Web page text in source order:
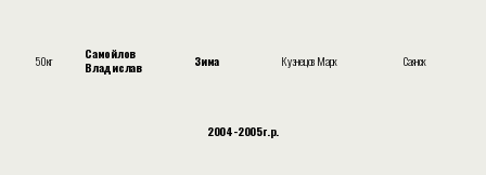
50кг
Самойлов
Владислав
Зима Кузнецов Марк Саянск
2004-2005г.р.